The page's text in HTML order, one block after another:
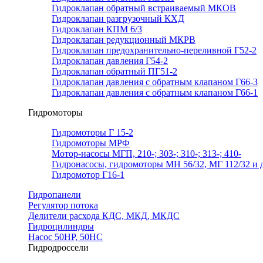
Гидроклапан обратный встраиваемый МКОВ
Гидроклапан разгрузочный КХД
Гидроклапан КПМ 6/3
Гидроклапан редукционный МКРВ
Гидроклапан предохранительно-переливной Г52-2
Гидроклапан давления Г54-2
Гидроклапан обратный ПГ51-2
Гидроклапан давления с обратным клапаном Г66-3
Гидроклапан давления с обратным клапаном Г66-1
Гидромоторы
Гидромоторы Г 15-2
Гидромоторы МРФ
Мотор-насосы МГП, 210-; 303-; 310-; 313-; 410-
Гидронасосы, гидромоторы МН 56/32, МГ 112/32 и
Гидромотор Г16-1
Гидропанели
Регулятор потока
Делители расхода КДС, МКД, МКДС
Гидроцилиндры
Насос 50НР, 50НС
Гидродроссели